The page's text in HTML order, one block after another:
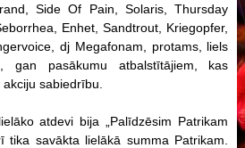
Side Of Pain, Solaris, Thursday
Enhet, Sandtrout, Kriegopfer,
dj Megafonam, protams, liels
gan pasākumu atbalstītājiem, kas
sabiedrību.
atdevi bija „Palīdzēsim Patrikam
tika savākta lielākā summa Patrikam.